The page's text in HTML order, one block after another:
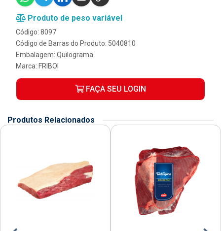
Produto de peso variável
Código: 8097
Código de Barras do Produto: 5040810
Embalagem: Quilograma
Marca: FRIBOI
FAÇA SEU LOGIN
Produtos Relacionados